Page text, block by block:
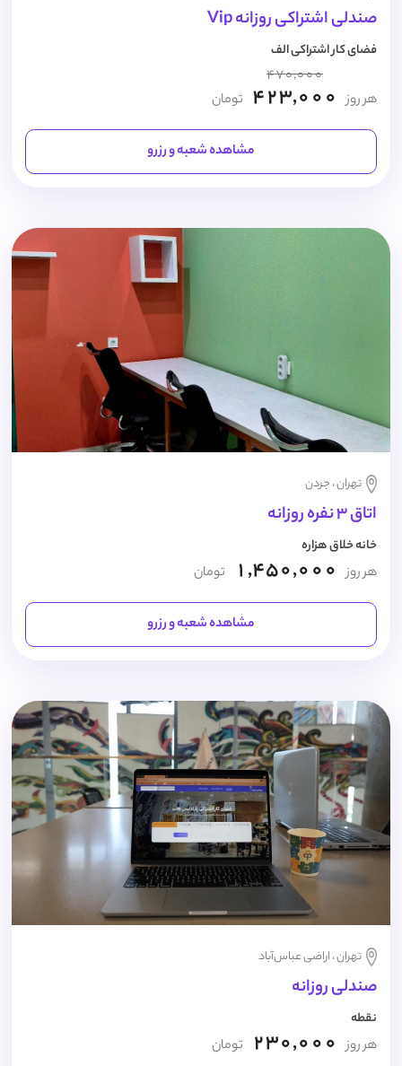
صندلی اشتراکی روزانه Vip
فضای کار اشتراکی الف
هر روز
470,000
423,000 تومان
مشاهده شعبه و رزرو
تهران ، جردن
اتاق 3 نفره روزانه
خانه خلاق هزاره
هر روز 1,450,000 تومان
مشاهده شعبه و رزرو
تهران ، اراضی عباس‌آباد
صندلی روزانه
نقطه
هر روز 230,000 تومان